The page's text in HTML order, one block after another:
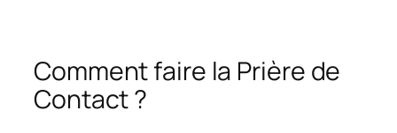
Comment faire la Prière de
Contact ?